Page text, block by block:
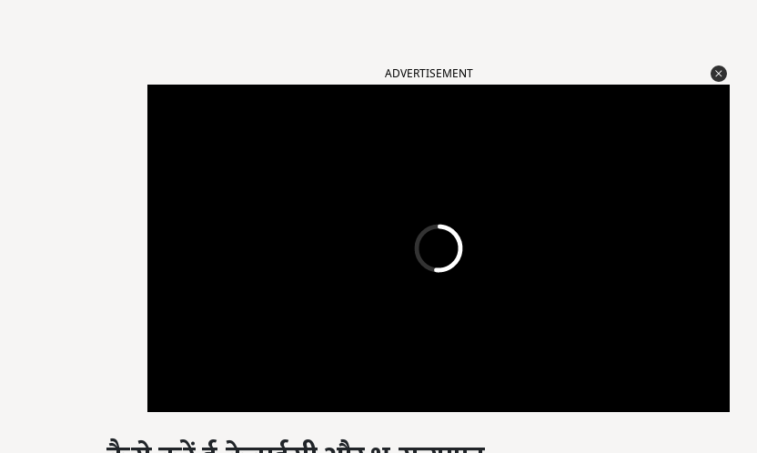
कैसे करें ई-केवाईसी और भू-सत्यापन